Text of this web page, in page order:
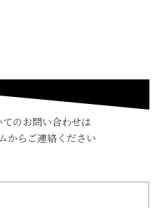
のお問い合わせは
からご連絡ください